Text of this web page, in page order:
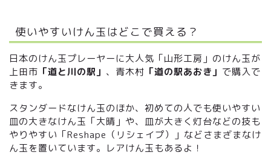
使いやすいけん玉はどこで買える？
日本のけん玉プレーヤーに大人気「山形工房」のけん玉が
上田市 「道と川の駅」 、青木村 「道の駅あおき」 で購入で
きます。
スタンダードなけん玉のほか、初めての人でも使いやすい
皿の大きなけん玉「大晴」や、皿が大きく灯台などの技も
やりやすい「Reshape（リシェイプ）」などさまざまなけ
ん玉を置いています。レアけん玉もあるよ！